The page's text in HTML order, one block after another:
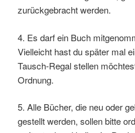
zurückgebracht werden.
4. Es darf ein Buch
Vielleicht hast du später mal
Tausch-Regal stellen
Ordnung.
5. Alle Bücher, die neu oder
gestellt werden, sollen bitte